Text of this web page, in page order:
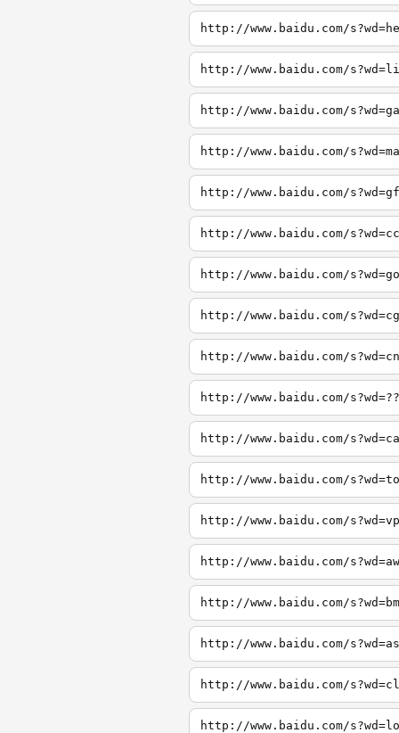
http://www.baidu.com/
http://www.baidu.com/
http://www.baidu.com/
http://www.baidu.com/
http://www.baidu.com/
http://www.baidu.com/
http://www.baidu.com/
http://www.baidu.com/
http://www.baidu.com/
http://www.baidu.com/
http://www.baidu.com/
http://www.baidu.com/
http://www.baidu.com/
http://www.baidu.com/
http://www.baidu.com/
http://www.baidu.com/
http://www.baidu.com/
http://www.baidu.com/